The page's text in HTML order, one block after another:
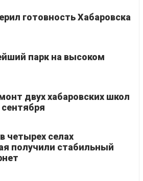
готовность Хабаровска
парк на высоком
двух хабаровских школ
четырех селах
получили стабильный